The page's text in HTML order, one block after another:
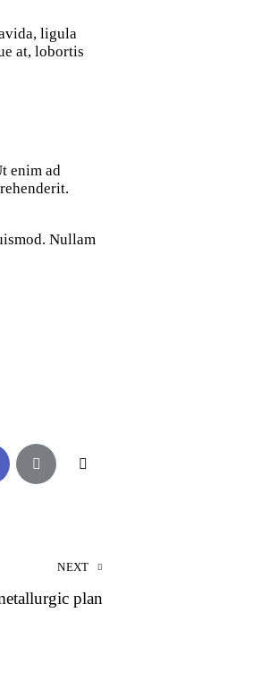
ligula
at, lobortis
enim ad
Nullam
NEXT
plan